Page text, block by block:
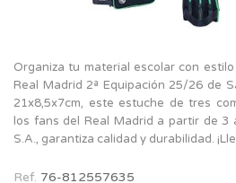
Organiza tu material escolar con
Real Madrid 2ª Equipación 25/26 de
21x8,5x7cm, este estuche de tres
los fans del Real Madrid a partir de 3
S.A., garantiza calidad y durabilidad.
Ref. 76-812557635